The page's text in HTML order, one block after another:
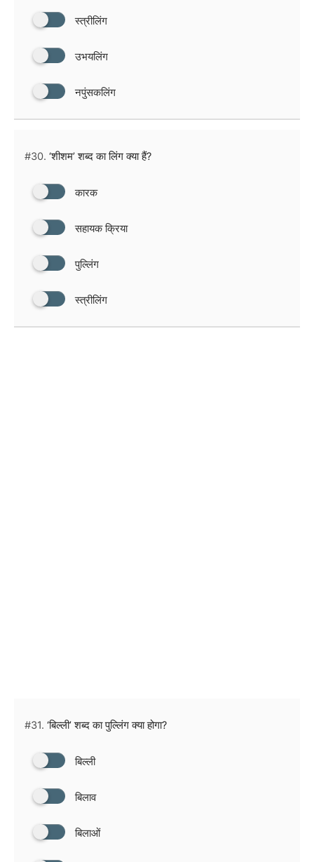
स्त्रीलिंग
उभयलिंग
नपुंसकलिंग
#30. ‘शीशम’ शब्द का लिंग क्या हैं?
कारक
सहायक क्रिया
पुल्लिंग
स्त्रीलिंग
#31. ‘बिल्ली’ शब्द का पुल्लिंग क्या होगा?
बिल्ली
बिलाव
बिलाओं